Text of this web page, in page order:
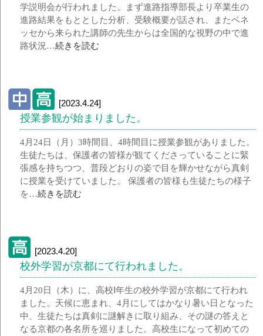
学説明会が行われました。まず進路指導部長より卒業生の
進路結果をもととした分析、受験概要が話され、またベネ
ッセから来られた講師の先生からは全国的な視野の中で進
路状況…続きを読む
[2023.4.24]
授業参観が始まりました。
4月24日（月）3時間目、4時間目に授業参観がありました。
生徒たちは、保護者の皆様が観てくださっていることに緊
張感を持ちつつ、普段どおりの姿で目を輝かせながら真剣
に授業を受けていました。 保護者の皆様も生徒たちの様子
を…続きを読む
[2023.4.20]
校外学習が京都にて行われました。
4月20日（木）に、高校Ⅰ年生の校外学習が京都にて行われ
ました。天候に恵まれ、4月にしてはかなり暑い日となった
中、生徒たちは真剣に謎解きに取り組み、その謎の答えと
なる京都の各名所を巡りました。高校生になって初めての